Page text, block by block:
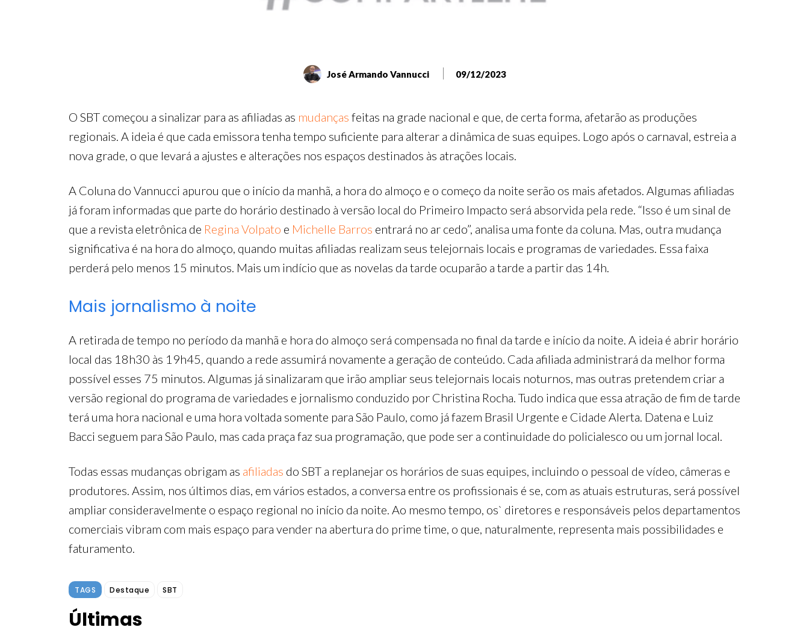
José Armando Vannucci 09/12/2023
O SBT começou a sinalizar para as afiliadas as mudanças feitas na grade nacional e que, de certa forma, afetarão as produções
regionais. A ideia é que cada emissora tenha tempo suficiente para alterar a dinâmica de suas equipes. Logo após o carnaval, estreia a
nova grade, o que levará a ajustes e alterações nos espaços destinados às atrações locais.
A Coluna do Vannucci apurou que o início da manhã, a hora do almoço e o começo da noite serão os mais afetados. Algumas afiliadas
já foram informadas que parte do horário destinado à versão local do Primeiro Impacto será absorvida pela rede. “Isso é um sinal de
que a revista eletrônica de Regina Volpato e Michelle Barros entrará no ar cedo”, analisa uma fonte da coluna. Mas, outra mudança
significativa é na hora do almoço, quando muitas afiliadas realizam seus telejornais locais e programas de variedades. Essa faixa
perderá pelo menos 15 minutos. Mais um indício que as novelas da tarde ocuparão a tarde a partir das 14h.
Mais jornalismo à noite
A retirada de tempo no período da manhã e hora do almoço será compensada no final da tarde e início da noite. A ideia é abrir horário
local das 18h30 às 19h45, quando a rede assumirá novamente a geração de conteúdo. Cada afiliada administrará da melhor forma
possível esses 75 minutos. Algumas já sinalizaram que irão ampliar seus telejornais locais noturnos, mas outras pretendem criar a
versão regional do programa de variedades e jornalismo conduzido por Christina Rocha. Tudo indica que essa atração de fim de tarde
terá uma hora nacional e uma hora voltada somente para São Paulo, como já fazem Brasil Urgente e Cidade Alerta. Datena e Luiz
Bacci seguem para São Paulo, mas cada praça faz sua programação, que pode ser a continuidade do policialesco ou um jornal local.
Todas essas mudanças obrigam as afiliadas do SBT a replanejar os horários de suas equipes, incluindo o pessoal de vídeo, câmeras e
produtores. Assim, nos últimos dias, em vários estados, a conversa entre os profissionais é se, com as atuais estruturas, será possível
ampliar consideravelmente o espaço regional no início da noite. Ao mesmo tempo, os` diretores e responsáveis pelos departamentos
comerciais vibram com mais espaço para vender na abertura do prime time, o que, naturalmente, representa mais possibilidades e
faturamento.
TAGS Destaque SBT
Últimas